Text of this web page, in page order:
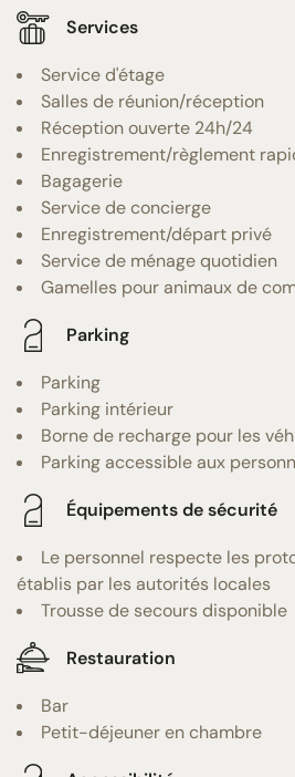
Services
Service d'étage
Salles de réunion/réception
Réception ouverte 24h/24
Enregistrement/règlement
Bagagerie
Service de concierge
Enregistrement/départ privé
Service de ménage quotidien
Gamelles pour animaux de
Parking
Parking
Parking intérieur
Borne de recharge pour les
Parking accessible aux
Équipements de sécurité
Le personnel respecte les
établis par les autorités locales
Trousse de secours disponible
Restauration
Bar
Petit-déjeuner en chambre